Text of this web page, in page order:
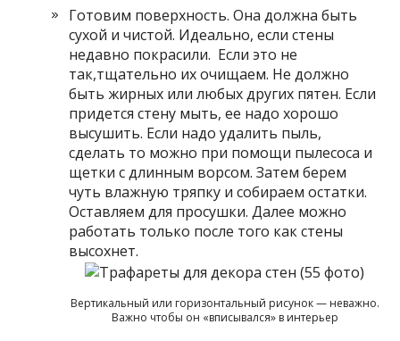
Готовим поверхность. Она должна быть
сухой и чистой. Идеально, если стены
недавно покрасили. Если это не
так,тщательно их очищаем. Не должно
быть жирных или любых других пятен. Если
придется стену мыть, ее надо хорошо
высушить. Если надо удалить пыль,
сделать то можно при помощи пылесоса и
щетки с длинным ворсом. Затем берем
чуть влажную тряпку и собираем остатки.
Оставляем для просушки. Далее можно
работать только после того как стены
высохнет.
Вертикальный или горизонтальный рисунок — неважно.
Важно чтобы он «вписывался» в интерьер